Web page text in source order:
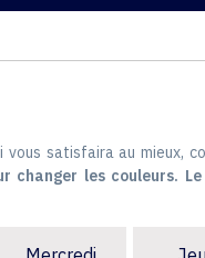
satisfaira au mieux,
changer les couleurs.